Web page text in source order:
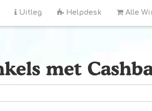
Uitleg Helpdesk Alle